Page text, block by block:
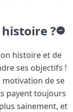
?
histoire et de
ses objectifs !
motivation de se
payent toujours
sainement, et